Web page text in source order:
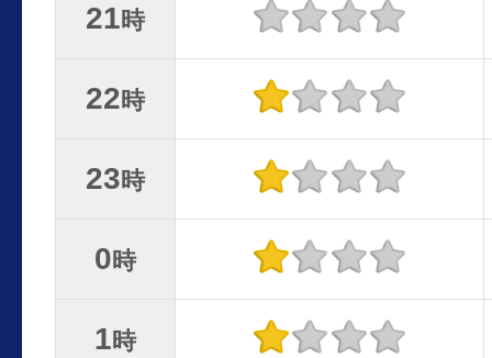
21時
22時
23時
0時
1時